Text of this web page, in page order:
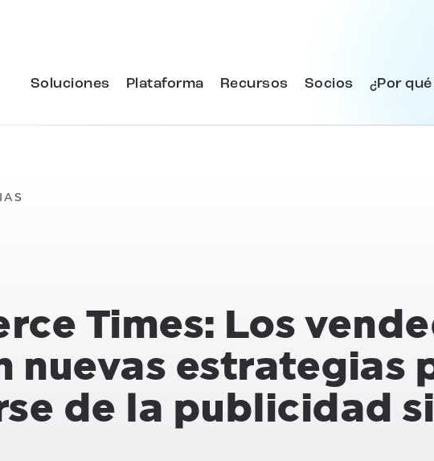
Soluciones Plataforma Recursos Socios ¿Por
Times: Los
nuevas estrategias
de la publicidad